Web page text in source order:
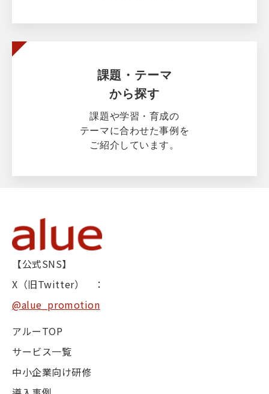
課題・テーマ
から探す
課題や学習・育成の
テーマに合わせた事例を
ご紹介しています。
【公式SNS】
X（旧Twitter） ：
@alue_promotion
アルーTOP
サービス一覧
中小企業向け研修